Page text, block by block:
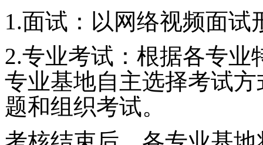
1.面试：以网络视频面试
2.专业考试：根据各专业
专业基地自主选择考试
题和组织考试。